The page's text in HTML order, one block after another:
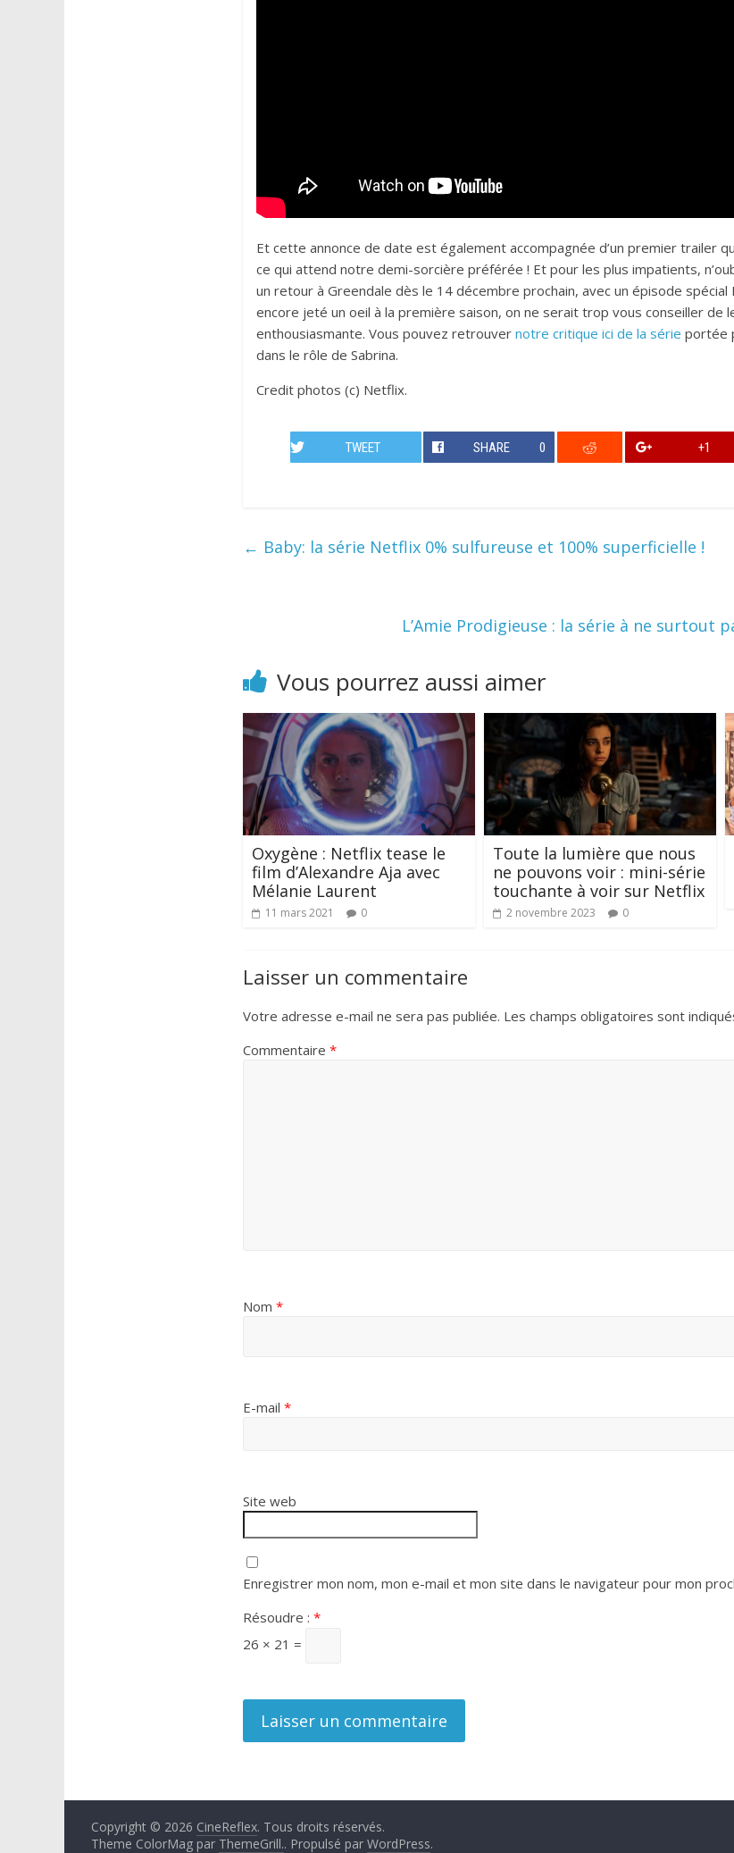
Et cette annonce de date est également accompagnée d’un premier trailer
ce qui attend notre demi-sorcière préférée ! Et pour les plus impatients,
un retour à Greendale dès le 14 décembre prochain, avec un épisode spécial
encore jeté un oeil à la première saison, on ne serait trop vous conseiller de
enthousiasmante. Vous pouvez retrouver notre critique ici de la série portée
dans le rôle de Sabrina.
Credit photos (c) Netflix.
TWEET SHARE 0 +1
← Baby: la série Netflix 0% sulfureuse et 100% superficielle !
L’Amie Prodigieuse : la série à ne surtout
Vous pourrez aussi aimer
Oxygène : Netflix tease le
film d’Alexandre Aja avec
Mélanie Laurent
11 mars 2021 0
Toute la lumière que nous
ne pouvons voir : mini-série
touchante à voir sur Netflix
2 novembre 2023 0
Laisser un commentaire
Votre adresse e-mail ne sera pas publiée. Les champs obligatoires sont
Commentaire *
Nom *
E-mail *
Site web
Enregistrer mon nom, mon e-mail et mon site dans le navigateur pour mon
Résoudre : *
26 × 21 =
Copyright © 2026 CineReflex. Tous droits réservés.
Theme ColorMag par ThemeGrill.. Propulsé par WordPress.